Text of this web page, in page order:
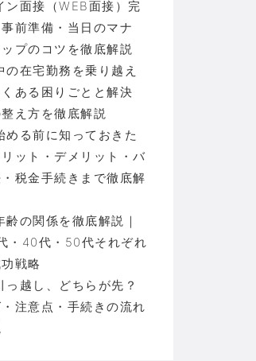
ン面接（WEB面接）完
前準備・当日のマナ
プのコツを徹底解説
の在宅勤務を乗り越え
ある困りごとと解決
え方を徹底解説
める前に知っておきた
ット・デメリット・バ
税金手続きまで徹底解
齢の関係を徹底解説｜
・40代・50代それぞれ
戦略
っ越し、どちらが先？
注意点・手続きの流れ